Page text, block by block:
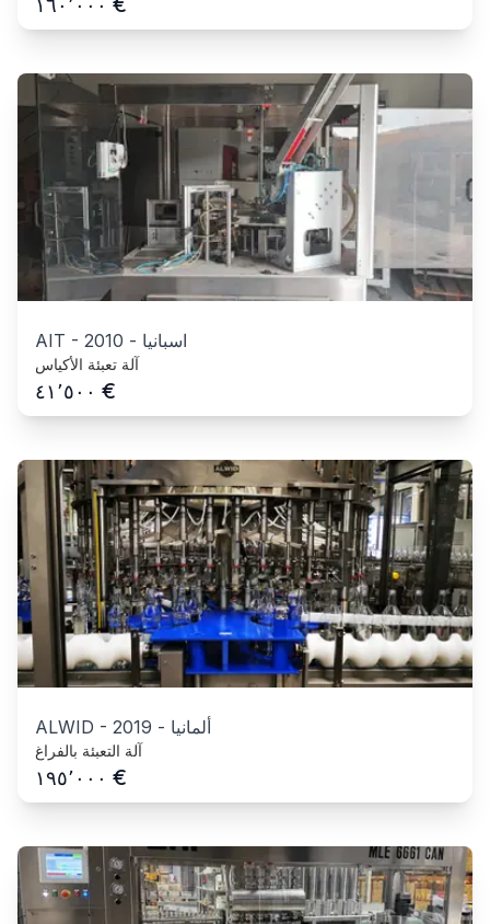
١٦٠٬٠٠٠
AIT - 2010 - اسبانيا
آلة تعبئة الأكياس
٤١٬٥٠٠ €
ALWID - 2019 - ألمانيا
آلة التعبئة بالفراغ
١٩٥٬٠٠٠ €